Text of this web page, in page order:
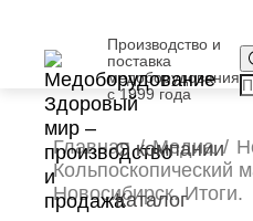
Производство и
поставка
медоборудования
с 1999 года
О компании
Каталог
Главная Медиа
Кольпоскопический
Новосибирск. Итоги.